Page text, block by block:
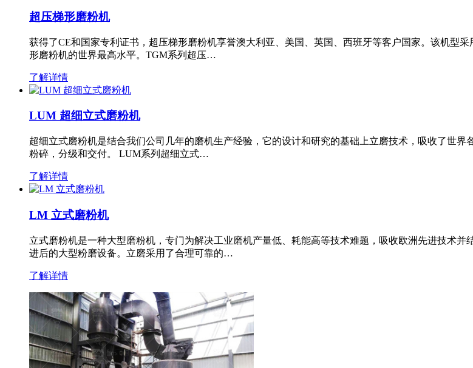
超压梯形磨粉机
获得了CE和国家专利证书，超压梯形磨粉机享誉澳大利亚、美国、英国、西班牙等客户国家。该机型
形磨粉机的世界最高水平。TGM系列超压…
了解详情
LUM 超细立式磨粉机
超细立式磨粉机是结合我们公司几年的磨机生产经验，它的设计和研究的基础上立磨技术，吸收了世
粉碎，分级和交付。 LUM系列超细立式…
了解详情
LM 立式磨粉机
立式磨粉机是一种大型磨粉机，专门为解决工业磨机产量低、耗能高等技术难题，吸收欧洲先进技术
进后的大型粉磨设备。立磨采用了合理可靠的…
了解详情